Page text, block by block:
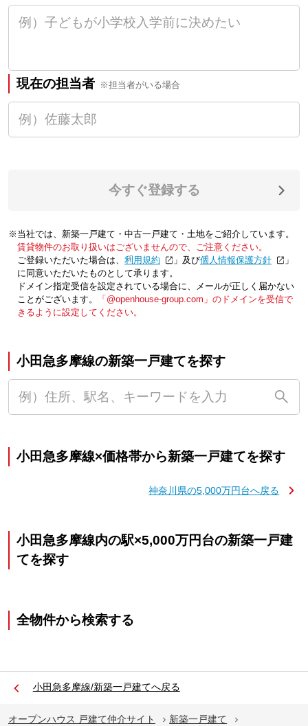
現在の担当者 ※担当者がいる場合
今すぐ登録する
※当社では、新築一戸建て・中古一戸建て・土地をご紹介しています。
賃貸物件のお取り扱いはございませんので、ご注意ください。
ご登録いただいた場合は、「利用規約 」及び「個人情報保護方針
」
に同意いただいたものとして承ります。
ドメイン指定受信を設定されている場合に、メールが正しく届かない
ことがございます。
「@openhouse-group.com」のドメインを受信で
きるように設定してください。
小田急多摩線の新築一戸建てを探す
小田急多摩線×価格帯から新築一戸建てを探す
神奈川県の5,000万円台へ戻る
小田急多摩線内の駅×5,000万円台の新築一戸建
てを探す
全物件から検索する
小田急多摩線/新築一戸建てへ戻る
オープンハウス 戸建て仲介サイト
新築一戸建て